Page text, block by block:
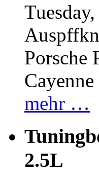
Porsche
mehr …
2.5L